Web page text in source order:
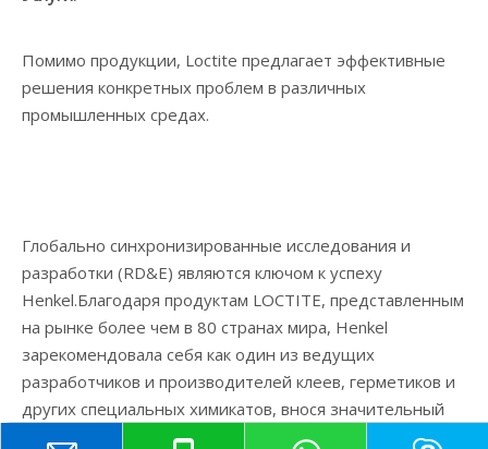
Помимо продукции, Loctite предлагает эффективные
решения конкретных проблем в различных
промышленных средах.
Глобально синхронизированные исследования и
разработки (RD&E) являются ключом к успеху
Henkel.Благодаря продуктам LOCTITE, представленным
на рынке более чем в 80 странах мира, Henkel
зарекомендовала себя как один из ведущих
разработчиков и производителей клеев, герметиков и
других специальных химикатов, внося значительный
вклад в исследования, разработки и разработку.За